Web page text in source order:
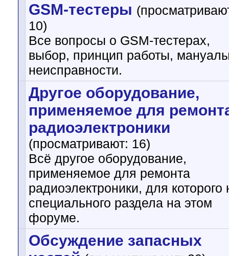
GSM-тестеры
10)
Все вопросы о GSM-тестерах,
выбор, принцип работы,
неисправности.
Другое оборудование,
применяемое для
радиоэлектроники
(просматривают: 16)
Всё другое оборудование,
применяемое для ремонта
радиоэлектроники, для которого
специального раздела на этом
форуме.
Обсуждение запасных